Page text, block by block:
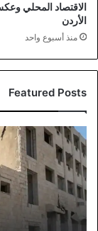
الاقتصاد المحلي
الأردن
منذ أسبوع واحد
Featured Posts
انطلاق
أعمال
هدم
وإزالة
فندق
كراون
المهجور